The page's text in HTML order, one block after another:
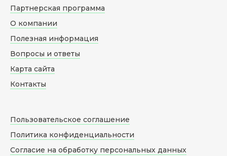
Партнерская программа
О компании
Полезная информация
Вопросы и ответы
Карта сайта
Контакты
Пользовательское соглашение
Политика конфиденциальности
Согласие на обработку персональных данных